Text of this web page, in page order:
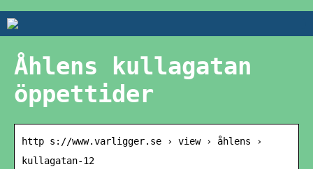
Åhlens kullagatan
öppettider
http s://www.varligger.se › view › åhlens ›
kullagatan-12